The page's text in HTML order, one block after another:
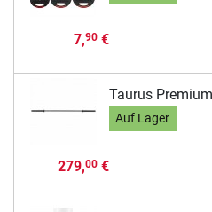
7,90€
Taurus
Auf Lager
279,00€